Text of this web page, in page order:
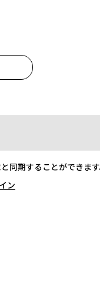
同期することができま
ン